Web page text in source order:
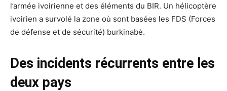
l’armée ivoirienne et des éléments du BIR. Un hélicoptère
ivoirien a survolé la zone où sont basées les FDS (Forces
de défense et de sécurité) burkinabè.
Des incidents récurrents entre les
deux pays